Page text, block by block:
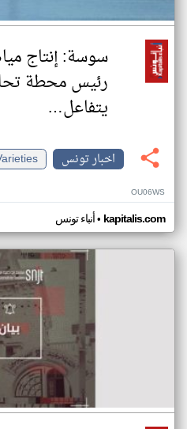
سوسة: إنتاج
رئيس محطة
يتفاعل…
اخبار تونس
OU06WS
أنباء تونس• kapitalis.com